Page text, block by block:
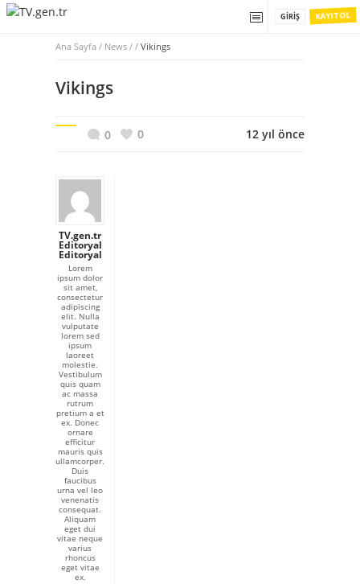
KAYIT OL
GIRIŞ
Ana Sayfa / News / / Vikings
Vikings
0 0 12 yıl önce
TV.gen.tr
Editoryal
Editoryal
Lorem
ipsum dolor
sit amet,
consectetur
adipiscing
elit. Nulla
vulputate
lorem sed
ipsum
laoreet
molestie.
Vestibulum
quis quam
ac massa
rutrum
pretium a et
ex. Donec
ornare
efficitur
mauris quis
ullamcorper.
Duis
faucibus
urna vel leo
venenatis
consequat.
Aliquam
eget dui
vitae neque
varius
rhoncus
eget vitae
ex.